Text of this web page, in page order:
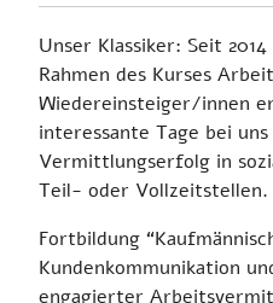
Unser Klassiker: Seit
Rahmen des Kurses
Wiedereinsteiger/innen
interessante Tage bei uns
Vermittlungserfolg in
Teil- oder Vollzeitstellen.
Fortbildung
Kundenkommunikation
engagierter